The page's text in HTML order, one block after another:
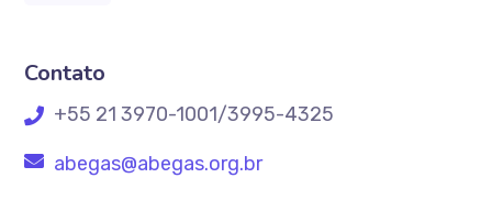
Contato
+55 21 3970-1001/3995-4325
abegas@abegas.org.br